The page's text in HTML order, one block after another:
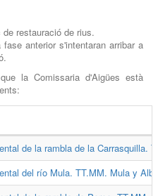
restauració de rius.
anterior s'intentaran arribar a
la Comissaria d'Aigües està
de la rambla de la Carrasquilla.
del río Mula. TT.MM. Mula y